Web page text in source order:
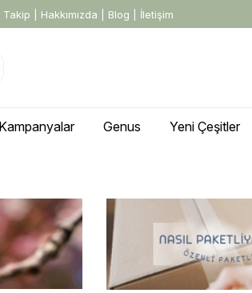
Takip Hakkımızda Blog İletişim
Genus Yeni Çeşitler